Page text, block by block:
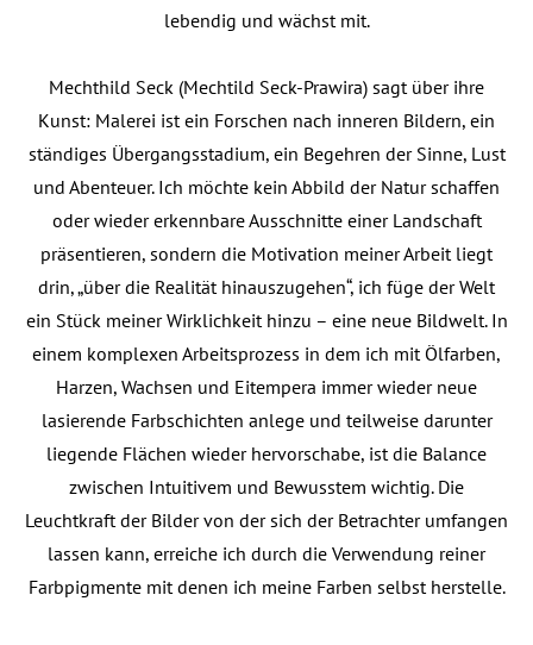
lebendig und wächst mit.
Mechthild Seck (Mechtild Seck-Prawira) sagt über ihre
Kunst: Malerei ist ein Forschen nach inneren Bildern, ein
ständiges Übergangsstadium, ein Begehren der Sinne, Lust
und Abenteuer. Ich möchte kein Abbild der Natur schaffen
oder wieder erkennbare Ausschnitte einer Landschaft
präsentieren, sondern die Motivation meiner Arbeit liegt
drin, „über die Realität hinauszugehen“, ich füge der Welt
ein Stück meiner Wirklichkeit hinzu – eine neue Bildwelt. In
einem komplexen Arbeitsprozess in dem ich mit Ölfarben,
Harzen, Wachsen und Eitempera immer wieder neue
lasierende Farbschichten anlege und teilweise darunter
liegende Flächen wieder hervorschabe, ist die Balance
zwischen Intuitivem und Bewusstem wichtig. Die
Leuchtkraft der Bilder von der sich der Betrachter umfangen
lassen kann, erreiche ich durch die Verwendung reiner
Farbpigmente mit denen ich meine Farben selbst herstelle.